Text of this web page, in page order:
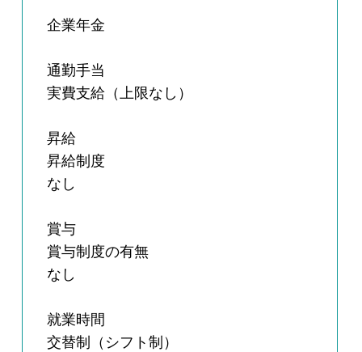
企業年金
通勤手当
実費支給（上限なし）
昇給
昇給制度
なし
賞与
賞与制度の有無
なし
就業時間
交替制（シフト制）